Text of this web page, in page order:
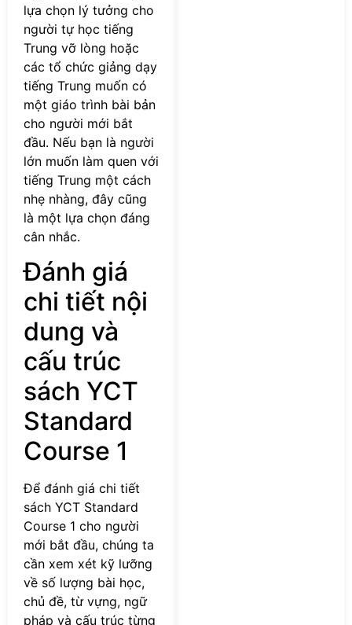
lựa chọn lý tưởng cho
người tự học tiếng
Trung vỡ lòng hoặc
các tổ chức giảng dạy
tiếng Trung muốn có
một giáo trình bài bản
cho người mới bắt
đầu. Nếu bạn là người
lớn muốn làm quen với
tiếng Trung một cách
nhẹ nhàng, đây cũng
là một lựa chọn đáng
cân nhắc.
Đánh giá
chi tiết nội
dung và
cấu trúc
sách YCT
Standard
Course 1
Để đánh giá chi tiết
sách YCT Standard
Course 1 cho người
mới bắt đầu, chúng ta
cần xem xét kỹ lưỡng
về số lượng bài học,
chủ đề, từ vựng, ngữ
pháp và cấu trúc từng